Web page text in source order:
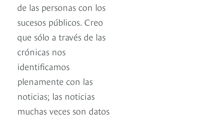
de las personas con los
sucesos públicos. Creo
que sólo a través de las
crónicas nos
identificamos
plenamente con las
noticias; las noticias
muchas veces son datos